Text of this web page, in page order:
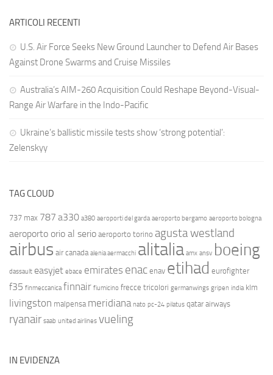
ARTICOLI RECENTI
U.S. Air Force Seeks New Ground Launcher to Defend Air Bases
Against Drone Swarms and Cruise Missiles
Australia’s AIM-260 Acquisition Could Reshape Beyond-Visual-
Range Air Warfare in the Indo-Pacific
Ukraine’s ballistic missile tests show ‘strong potential’:
Zelenskyy
TAG CLOUD
737 max 787 a330 a380 aeroporti del garda aeroporto bergamo aeroporto bologna
aeroporto orio al serio aeroporto torino agusta westland
airbus air canada alenia aermacchi alitalia amx ansv boeing
dassault easyjet ebace emirates enac enav etihad eurofighter
f35 finmeccanica finnair fiumicino frecce tricolori germanwings gripen india klm
livingston malpensa meridiana nato pc-24 pilatus qatar airways
ryanair saab united airlines vueling
IN EVIDENZA